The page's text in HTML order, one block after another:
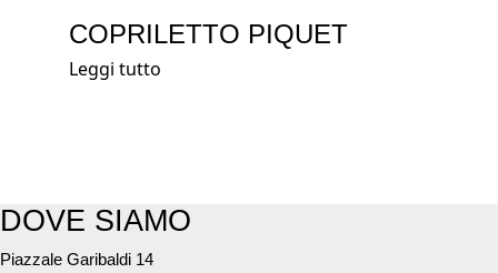
COPRILETTO PIQUET
Leggi tutto
DOVE SIAMO
Piazzale Garibaldi 14